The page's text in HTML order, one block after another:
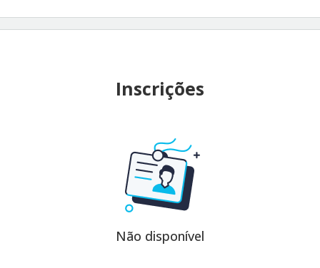
Inscrições
Não disponível